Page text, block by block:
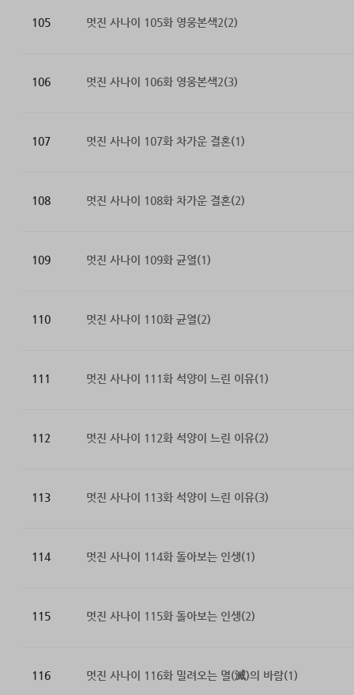
105 멋진 사나이 105화 영웅본색2(2)
106 멋진 사나이 106화 영웅본색2(3)
107 멋진 사나이 107화 차가운 결혼(1)
108 멋진 사나이 108화 차가운 결혼(2)
109 멋진 사나이 109화 균열(1)
110 멋진 사나이 110화 균열(2)
111 멋진 사나이 111화 석양이 느린 이유(1)
112 멋진 사나이 112화 석양이 느린 이유(2)
113 멋진 사나이 113화 석양이 느린 이유(3)
114 멋진 사나이 114화 돌아보는 인생(1)
115 멋진 사나이 115화 돌아보는 인생(2)
116 멋진 사나이 116화 밀려오는 멸(滅)의 바람(1)